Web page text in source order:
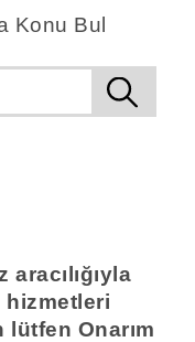
Konu Bul
aracılığıyla
hizmetleri
lütfen Onarım